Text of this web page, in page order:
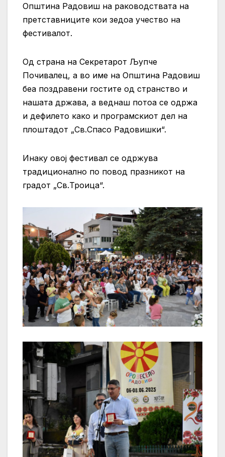
Општина Радовиш на раководствата на
претставниците кои зедоа учество на
фестивалот.
Од страна на Секретарот Љупче
Почивалец, а во име на Општина Радовиш
беа поздравени гостите од странство и
нашата држава, а веднаш потоа се одржа
и дефилето како и програмскиот дел на
плоштадот „Св.Спасо Радовишки“.
Инаку овој фестивал се одржува
традиционално по повод празникот на
градот „Св.Троица“.